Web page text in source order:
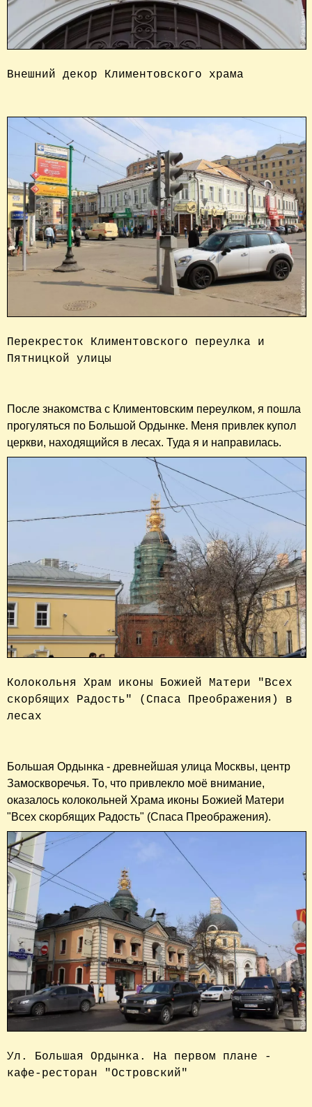
Внешний декор Климентовского храма
Перекресток Климентовского переулка и
Пятницкой улицы
После знакомства с Климентовским переулком, я пошла
прогуляться по Большой Ордынке. Меня привлек купол
церкви, находящийся в лесах. Туда я и направилась.
Колокольня Храм иконы Божией Матери "Всех
скорбящих Радость" (Спаса Преображения) в
лесах
Большая Ордынка - древнейшая улица Москвы, центр
Замоскворечья. То, что привлекло моё внимание,
оказалось колокольней Храма иконы Божией Матери
"Всех скорбящих Радость" (Спаса Преображения).
Ул. Большая Ордынка. На первом плане -
кафе-ресторан "Островский"